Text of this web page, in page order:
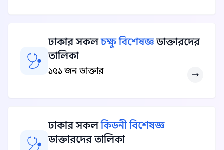
ঢাকার সকলচক্ষু বিশেষজ্ঞডাক্তারদের
তালিকা
১৫১ জন ডাক্তার
ঢাকার সকলকিডনী বিশেষজ্ঞ
ডাক্তারদের তালিকা